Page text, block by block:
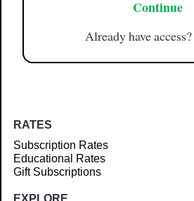
Continue
Already have access?
RATES
Subscription Rates
Educational Rates
Gift Subscriptions
EXPLORE